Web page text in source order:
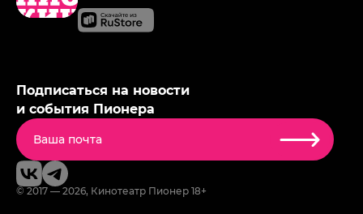
Подписаться на новости
и события Пионера
© 2017 — 2026, Кинотеатр Пионер 18+